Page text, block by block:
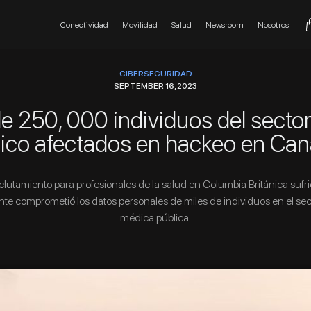
Conectividad Movilidad Salud Newsroom Nosotros
CIBERSEGURIDAD
SEPTEMBER 16, 2023
250, 000 individuos del
afectados en hackeo en
para profesionales de la salud en Columbia Británica
comprometió los datos personales de miles de individuos en el
médica pública.